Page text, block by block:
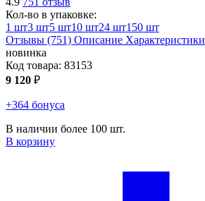
Кол-во в упаковке:
1 шт3 шт5 шт10 шт24 шт150 шт
Отзывы (751) Описание Характеристики
новинка
Код товара: 83153
9 120 ₽
+364 бонуса
В наличии более 100 шт.
В корзину